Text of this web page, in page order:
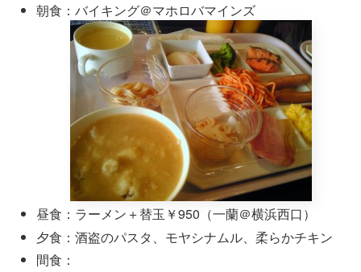
朝食：バイキング＠マホロバマインズ
昼食：ラーメン＋替玉￥950（一蘭＠横浜西口）
夕食：酒盗のパスタ、モヤシナムル、柔らかチキン
間食：